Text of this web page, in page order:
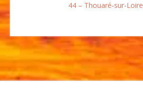
44 – Thouaré-sur-Loire